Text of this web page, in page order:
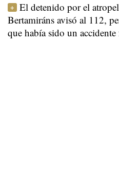
El detenido por el
Bertamiráns avisó al 112,
que había sido un